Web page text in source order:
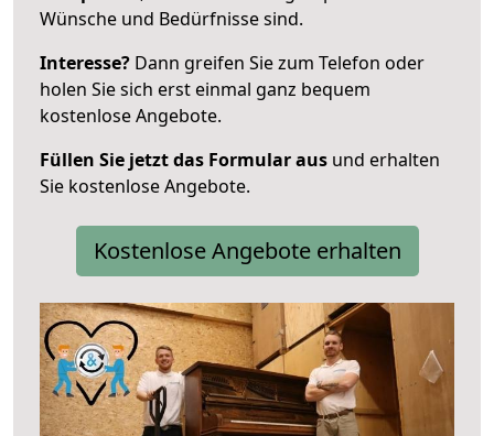
Wünsche und Bedürfnisse sind.
Interesse? Dann greifen Sie zum Telefon oder
holen Sie sich erst einmal ganz bequem
kostenlose Angebote.
Füllen Sie jetzt das Formular aus und erhalten
Sie kostenlose Angebote.
Kostenlose Angebote erhalten